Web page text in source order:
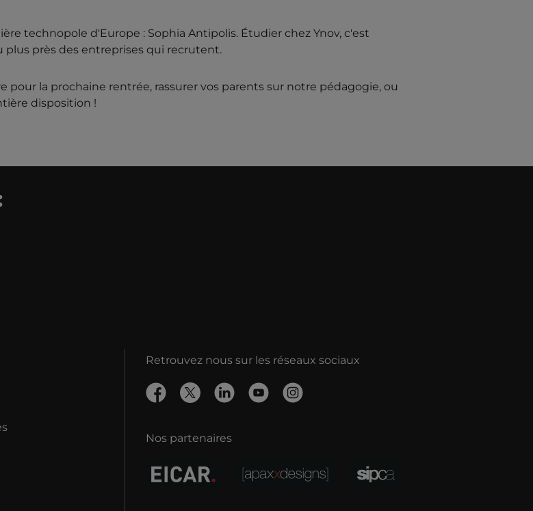
technopole d'Europe : Sophia Antipolis. Étudier chez Ynov, c'est
près des entreprises qui recrutent.
pour la prochaine rentrée, rassurer vos parents sur notre pédagogie, ou
disposition !
Retrouvez nous sur les réseaux sociaux
Nos partenaires